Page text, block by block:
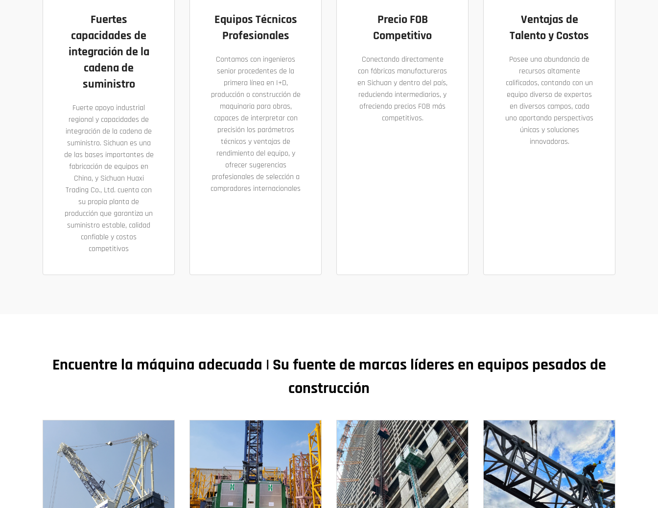
Fuertes
capacidades de
integración de la
cadena de
suministro
Fuerte apoyo industrial
regional y capacidades de
integración de la cadena de
suministro. Sichuan es una
de las bases importantes de
fabricación de equipos en
China, y Sichuan Huaxi
Trading Co., Ltd. cuenta con
su propia planta de
producción que garantiza un
suministro estable, calidad
confiable y costos
competitivos
Equipos Técnicos
Profesionales
Contamos con ingenieros
senior procedentes de la
primera línea en I+D,
producción o construcción de
maquinaria para obras,
capaces de interpretar con
precisión los parámetros
técnicos y ventajas de
rendimiento del equipo, y
ofrecer sugerencias
profesionales de selección a
compradores internacionales
Precio FOB
Competitivo
Conectando directamente
con fábricas manufactureras
en Sichuan y dentro del país,
reduciendo intermediarios, y
ofreciendo precios FOB más
competitivos.
Ventajas de
Talento y Costos
Posee una abundancia de
recursos altamente
calificados, contando con un
equipo diverso de expertos
en diversos campos, cada
uno aportando perspectivas
únicas y soluciones
innovadoras.
Encuentre la máquina adecuada | Su fuente de marcas líderes en equipos pesados de
construcción